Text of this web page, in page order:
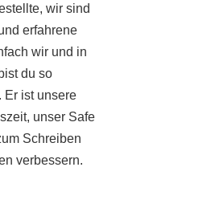
wir sind
erfahrene
wir und in
du so
Er ist unsere
unser Safe
Schreiben
verbessern.